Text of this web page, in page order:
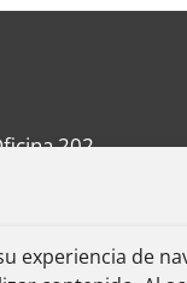
experiencia de
202